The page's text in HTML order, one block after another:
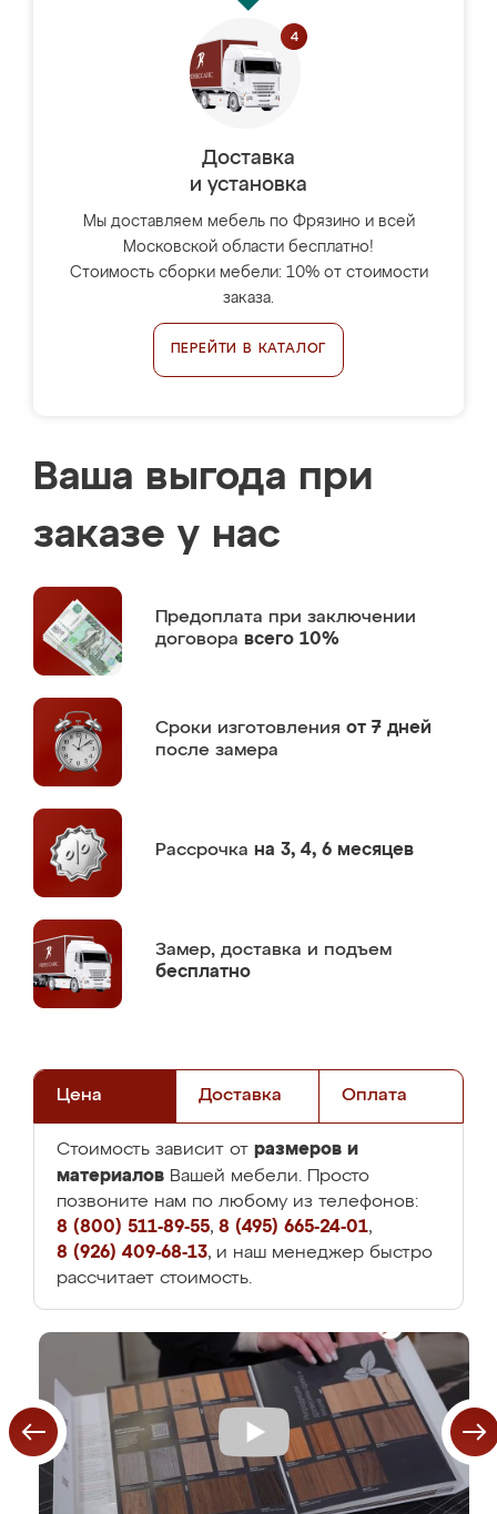
Доставка
и установка
Мы доставляем мебель по Фрязино и всей
Московской области бесплатно!
Стоимость сборки мебели: 10% от стоимости
заказа.
ПЕРЕЙТИ В КАТАЛОГ
Ваша выгода при
заказе у нас
Предоплата при заключении
договора всего 10%
Сроки изготовления от 7 дней
после замера
Рассрочка на 3, 4, 6 месяцев
Замер, доставка и подъем
бесплатно
Цена Доставка Оплата
Стоимость зависит от размеров и
материалов Вашей мебели. Просто
позвоните нам по любому из телефонов:
8 (800) 511-89-55, 8 (495) 665-24-01,
8 (926) 409-68-13, и наш менеджер быстро
рассчитает стоимость.